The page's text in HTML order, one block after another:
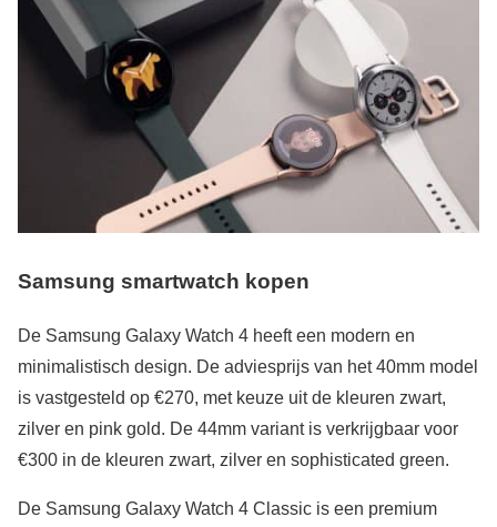
Samsung smartwatch kopen
De Samsung Galaxy Watch 4 heeft een modern en
minimalistisch design. De adviesprijs van het 40mm model
is vastgesteld op €270, met keuze uit de kleuren zwart,
zilver en pink gold. De 44mm variant is verkrijgbaar voor
€300 in de kleuren zwart, zilver en sophisticated green.
De Samsung Galaxy Watch 4 Classic is een premium